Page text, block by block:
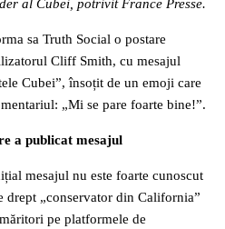
al Cubei, potrivit France Presse.
sa Truth Social o postare
Cliff Smith, cu mesajul
Cubei”, însoțit de un emoji care
„Mi se pare foarte bine!”.
a publicat mesajul
mesajul nu este foarte cunoscut
drept „conservator din California”
pe platformele de